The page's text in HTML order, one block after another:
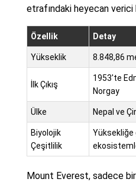
etrafındaki heyecan
Özellik Detay
Yükseklik 8.848,86
İlk Çıkış
1953'te
Norgay
Ülke Nepal ve
Biyolojik
Çeşitlilik
Yüksekliğe
Mount Everest, sadece